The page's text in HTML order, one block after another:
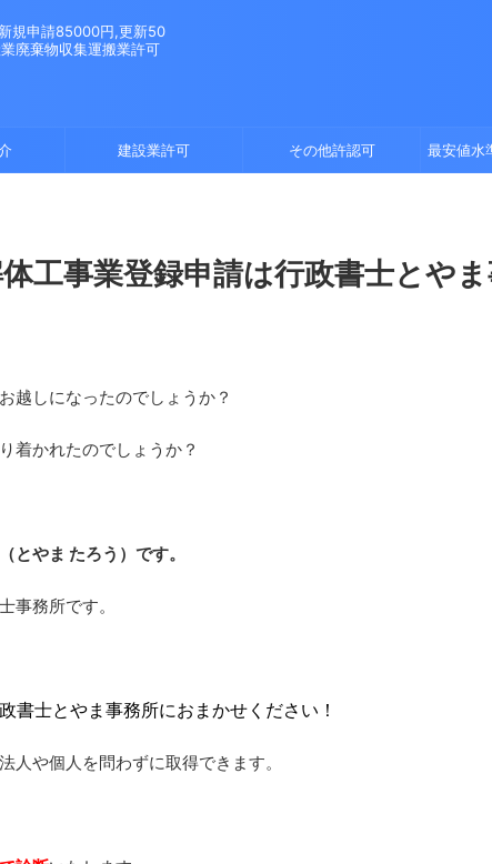
規申請85000円,更新50
廃棄物収集運搬業許可
建設業許可 その他許認可 最安値水
工事業登録申請は行政書士とや
越しになったのでしょうか？
着かれたのでしょうか？
とやま たろう）です。
事務所です。
書士とやま事務所におまかせください！
人や個人を問わずに取得できます。